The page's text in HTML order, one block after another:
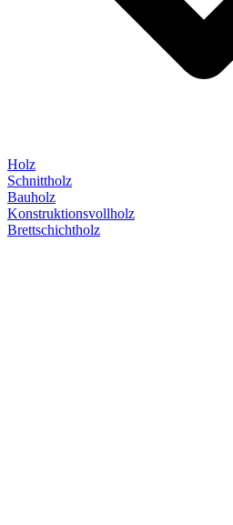
Holz
Schnittholz
Bauholz
Konstruktionsvollholz
Brettschichtholz